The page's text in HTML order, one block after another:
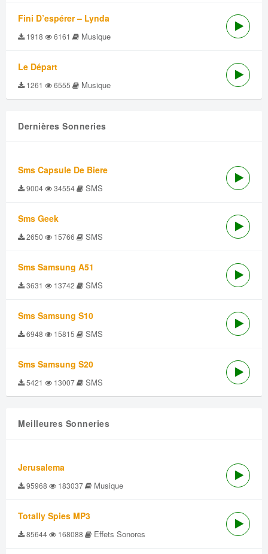
Fini D’espérer – Lynda
1918 6161 Musique
Le Départ
1261 6555 Musique
Dernières Sonneries
Sms Capsule De Biere
9004 34554 SMS
Sms Geek
2650 15766 SMS
Sms Samsung A51
3631 13742 SMS
Sms Samsung S10
6948 15815 SMS
Sms Samsung S20
5421 13007 SMS
Meilleures Sonneries
Jerusalema
95968 183037 Musique
Totally Spies MP3
85644 168088 Effets Sonores